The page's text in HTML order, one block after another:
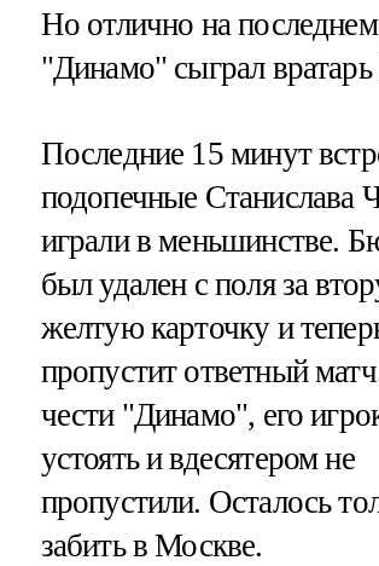
Но отлично на
"Динамо" сыграл вратарь
Последние 15 минут
подопечные Станислава
играли в меньшинстве.
был удален с поля за
желтую карточку и
пропустит ответный
чести "Динамо", его
устоять и вдесятером не
пропустили. Осталось
забить в Москве.